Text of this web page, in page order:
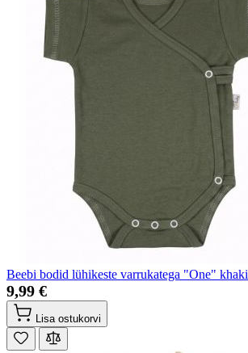
Beebi bodid lühikeste varrukatega "One" khaki
9,99 €
Lisa ostukorvi